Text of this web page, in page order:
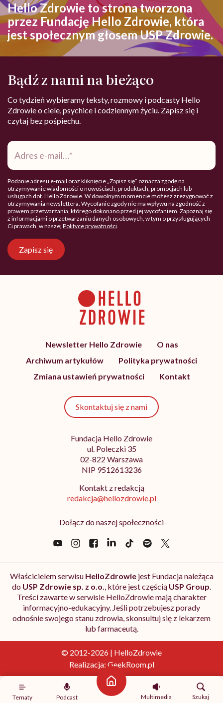
Tematy Podcast
Strona główna
Multimedia
Szukaj
Hello Zdrowie to strona tworzona
przez Fundację Hello Zdrowie, która
jest społecznym głosem USP Zdrowie.
Bądź z nami na bieżąco
Co tydzień wybieramy teksty, rozmowy i podcasty Hello
Zdrowie o ciele, psychice i codziennym życiu. Zapisz się i
czytaj bez pośpiechu.
Adres
mail*
Podanie adresu e-mail oraz kliknięcie „Zapisz się” oznacza zgodę na
otrzymywanie wiadomości o nowościach, produktach, promocjach lub
usługach dot. Hello Zdrowie. W dowolnym momencie możesz zrezygnować z
otrzymywania newslettera. Wycofanie zgody nie ma wpływu na zgodność z
prawem przetwarzania, którego dokonano przed jej wycofaniem. Zapoznaj się
z informacjami o przetwarzaniu danych osobowych, w tym o przysługujących
Ci prawach, w naszejPolityce prywatności.
Zapisz się
Newsletter Hello Zdrowie
O nas
Archiwum artykułów
Polityka prywatności
Zmiana ustawień prywatności
Kontakt
Skontaktuj się z nami
Fundacja Hello Zdrowie
ul. Poleczki 35
02-822 Warszawa
NIP 9512613236
Kontakt z redakcją
redakcja@hellozdrowie.pl
Dołącz do naszej społeczności
Właścicielem serwisu HelloZdrowiejest Fundacja należąca
do USP Zdrowie sp. z o.o., które jest częścią USP Group.
Treści zawarte w serwisie HelloZdrowie mają charakter
informacyjno-edukacyjny. Jeśli potrzebujesz porady
odnośnie swojego stanu zdrowia, skonsultuj się z lekarzem
lub farmaceutą.
© 2012-2026 | HelloZdrowie
Realizacja: GeekRoom.pl